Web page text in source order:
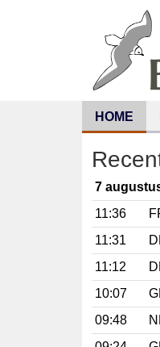
HOME
7
11:36
FR
11:31
11:12
10:07
09:48